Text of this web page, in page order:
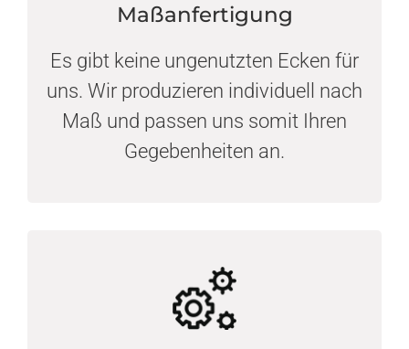
Maßanfertigung
Es gibt keine ungenutzten Ecken für
uns. Wir produzieren individuell nach
Maß und passen uns somit Ihren
Gegebenheiten an.